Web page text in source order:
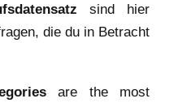
sind hier
die du in Betracht
are the most